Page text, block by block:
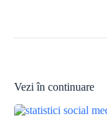
Vezi în continuare